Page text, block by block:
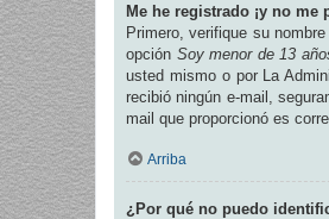
Me he registrado ¡y no me
Primero, verifique su
opción Soy menor de 13
usted mismo o por La
recibió ningún e-mail,
mail que proporcionó es
Arriba
¿Por qué no puedo